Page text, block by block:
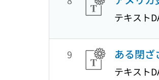
テキスト
9 ある閉
テキスト